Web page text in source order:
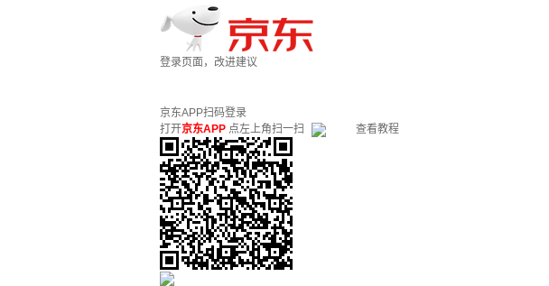
登录页面，改进建议
京东APP扫码登录
打开京东APP 点左上角扫一扫 查看教程